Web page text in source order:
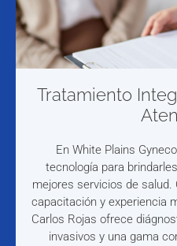
Tratamiento
En White Plains
tecnología para
mejores servicios de
capacitación y experiencia
Carlos Rojas ofrece
invasivos y una gama